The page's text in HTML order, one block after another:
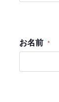
お名前 *